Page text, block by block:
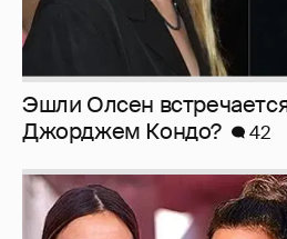
Эшли Олсен
Джорджем Кондо?
42